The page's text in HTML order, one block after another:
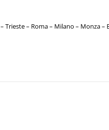
– Trieste – Roma – Milano – Monza –